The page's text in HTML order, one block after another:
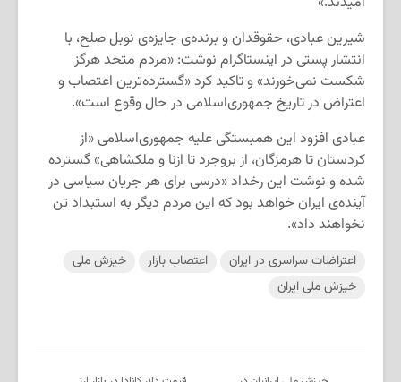
شیرین عبادی، حقوقدان و برنده‌ی جایزه‌ی نوبل صلح، با
انتشار پستی در اینستاگرام نوشت: «مردم متحد هرگز
شکست نمی‌خورند» و تاکید کرد «گسترده‌ترین اعتصاب و
اعتراض در تاریخ جمهوری‌اسلامی در حال وقوع است».
عبادی افزود این همبستگی علیه جمهوری‌اسلامی «از
کردستان تا هرمزگان، از بروجرد تا ازنا و ملکشاهی» گسترده
شده و نوشت این رخداد «درسی برای هر جریان سیاسی در
آینده‌ی ایران خواهد بود که این مردم دیگر به استبداد تن
نخواهند داد».
اعتراضات سراسری در ایران اعتصاب بازار
خیزش ملی
خیزش ملی ایران